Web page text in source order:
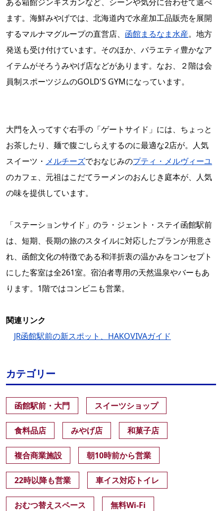
ます。海鮮みやげでは、北海道内で水産加工品販売を展開
するマルナマグループの直営店、 函館まるなま水産。地方
発送も受け付けています。そのほか、バラエティ豊かなア
イテムがそろうみやげ店などがあります。なお、２階は会
員制スポーツジムのGOLD'S GYMになっています。
大門を入ってすぐ右手の「ゲートサイド」には、ちょっと
お茶したり、麺で腹ごしらえするのに最適な2店が。人気
スイーツ・ メルチーズでおなじみのプティ・メルヴィーユ
のカフェ、元祖はこだてラーメンのおんじき庭本が、人気
の味を提供しています。
「ステーションサイド」のラ・ジェント・ステイ函館駅前
は、短期、長期の旅のスタイルに対応したプランが用意さ
れ、函館文化の特徴である和洋折衷の温かみをコンセプト
にした客室は全261室。宿泊者専用の天然温泉やバーもあ
ります。1階ではコンビニも営業。
関連リンク
JR函館駅前の新スポット、HAKOVIVAガイド
カテゴリー
函館駅前・大門 スイーツショップ
食料品店 みやげ店 和菓子店
複合商業施設 朝10時前から営業
22時以降も営業 車イス対応トイレ
おむつ替えスペース 無料Wi-Fi